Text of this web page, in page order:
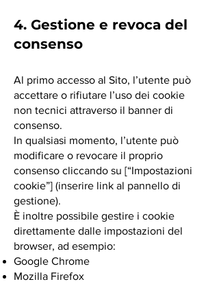
4. Gestione e revoca del
consenso
Al primo accesso al Sito, l’utente può
accettare o rifiutare l’uso dei cookie
non tecnici attraverso il banner di
consenso.
In qualsiasi momento, l’utente può
modificare o revocare il proprio
consenso cliccando su [“Impostazioni
cookie”] (inserire link al pannello di
gestione).
È inoltre possibile gestire i cookie
direttamente dalle impostazioni del
browser, ad esempio:
Google Chrome
Mozilla Firefox